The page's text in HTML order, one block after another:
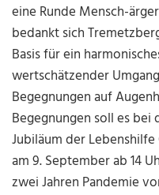
eine Runde Mensch-
bedankt sich
Basis für ein
wertschätzender
Begegnungen auf
Begegnungen soll es bei
Jubiläum der Lebenshilfe
am 9. September ab 14
zwei Jahren Pandemie